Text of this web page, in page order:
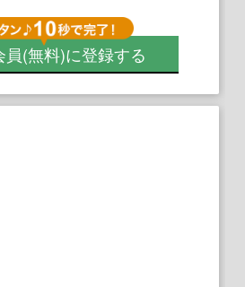
員(無料)に登録する